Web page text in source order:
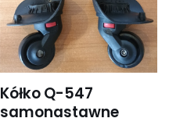
Kółko Q-547
samonastawne